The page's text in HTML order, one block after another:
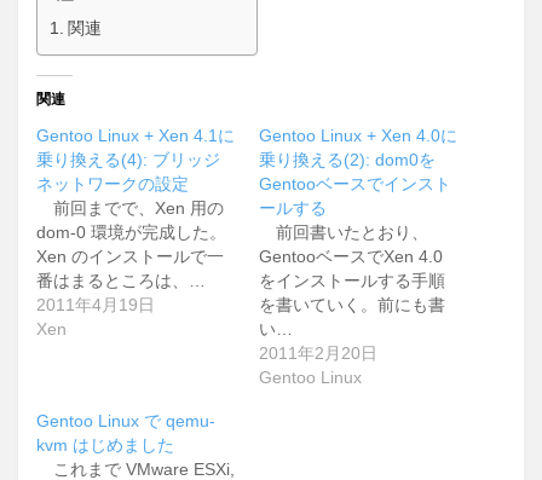
関連
関連
Gentoo Linux + Xen 4.1に
乗り換える(4): ブリッジ
ネットワークの設定
前回までで、Xen 用の
dom-0 環境が完成した。
Xen のインストールで一
番はまるところは、…
2011年4月19日
Xen
Gentoo Linux + Xen 4.0に
乗り換える(2): dom0を
Gentooベースでインスト
ールする
前回書いたとおり、
GentooベースでXen 4.0
をインストールする手順
を書いていく。前にも書
い…
2011年2月20日
Gentoo Linux
Gentoo Linux で qemu-
kvm はじめました
これまで VMware ESXi,